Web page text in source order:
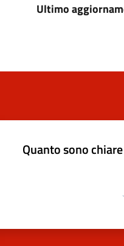
Ultimo
Quanto sono